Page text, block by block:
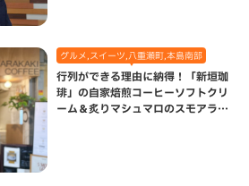
グルメ,スイーツ,八重瀬町,本島南部
行列ができる理由に納得！「新垣珈
琲」の自家焙煎コーヒーソフトクリ
ーム＆炙りマシュマロのスモアラテ